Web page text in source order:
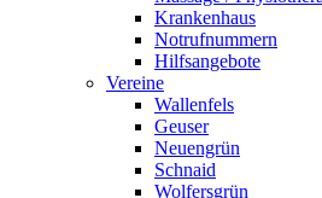
Krankenhaus
Notrufnummern
Hilfsangebote
Vereine
Wallenfels
Geuser
Neuengrün
Schnaid
Wolfersgrün